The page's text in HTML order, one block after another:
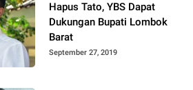
Hapus Tato, YBS Dapat
Dukungan Bupati Lombok
Barat
September 27, 2019